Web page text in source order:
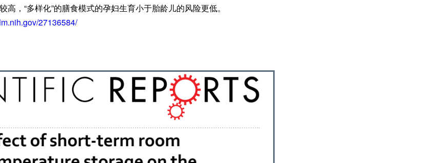
，“多样化”的膳食模式的孕妇生育小于胎龄儿的风险更低。
27136584/